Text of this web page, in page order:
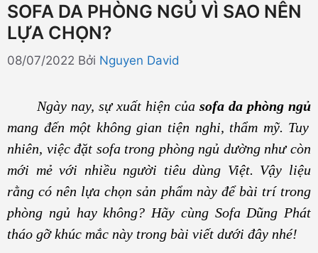
SOFA DA PHÒNG NGỦ VÌ SAO NÊN
LỰA CHỌN?
08/07/2022 Bởi Nguyen David
Ngày nay, sự xuất hiện của sofa da phòng ngủ
mang đến một không gian tiện nghi, thẩm mỹ. Tuy
nhiên, việc đặt sofa trong phòng ngủ dường như còn
mới mẻ với nhiều người tiêu dùng Việt. Vậy liệu
rằng có nên lựa chọn sản phẩm này để bài trí trong
phòng ngủ hay không? Hãy cùng Sofa Dũng Phát
tháo gỡ khúc mắc này trong bài viết dưới đây nhé!